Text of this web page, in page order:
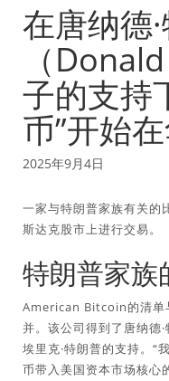
在唐纳德
（
子的支持
币”开始
2025年9月4日
一家与特朗普家族有关的
斯达克股市上进行交易。
特朗普家族
American Bitcoin的清单
并。该公司得到了唐纳德
埃里克·特朗普的支持。“
币带入美国资本市场核心